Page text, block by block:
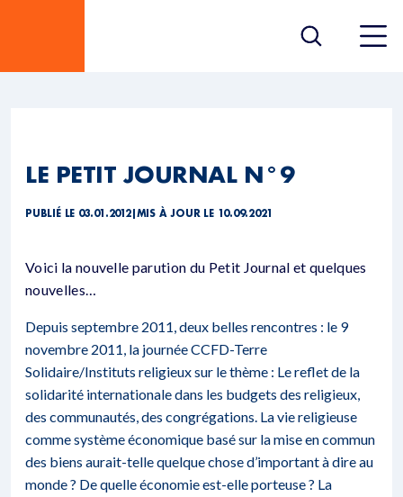
LE PETIT JOURNAL N°9
PUBLIÉ LE 03.01.2012| MIS À JOUR LE 10.09.2021
Voici la nouvelle parution du Petit Journal et quelques
nouvelles…
Depuis septembre 2011, deux belles rencontres : le 9
novembre 2011, la journée CCFD-Terre
Solidaire/Instituts religieux sur le thème : Le reflet de la
solidarité internationale dans les budgets des religieux,
des communautés, des congrégations. La vie religieuse
comme système économique basé sur la mise en commun
des biens aurait-telle quelque chose d’important à dire au
monde ? De quelle économie est-elle porteuse ? La